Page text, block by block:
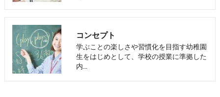
コンセプト
学ぶことの楽しさや習慣化を目指す幼稚園
生をはじめとして、学校の授業に準拠した
内…